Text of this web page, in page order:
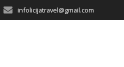
infolicijatravel@gmail.com